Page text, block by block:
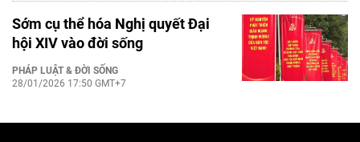
Sớm cụ thể hóa Nghị quyết Đại
hội XIV vào đời sống
PHÁP LUẬT & ĐỜI SỐNG
28/01/2026 17:50 GMT+7